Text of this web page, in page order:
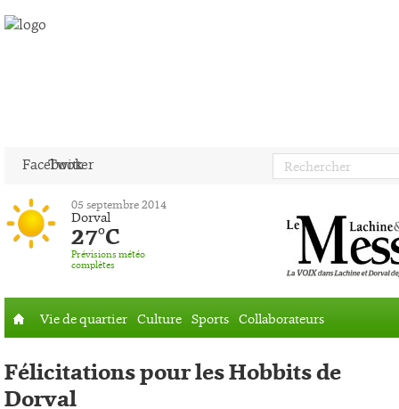
Facebook
Twitter
05 septembre 2014
Dorval
27°C
Prévisions météo
complètes
Vie de quartier Culture Sports Collaborateurs
Félicitations pour les Hobbits de
Dorval